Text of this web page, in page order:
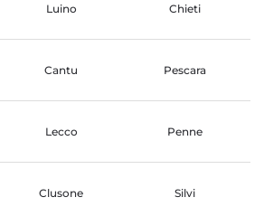
Luino Chieti
Cantu Pescara
Lecco Penne
Clusone Silvi